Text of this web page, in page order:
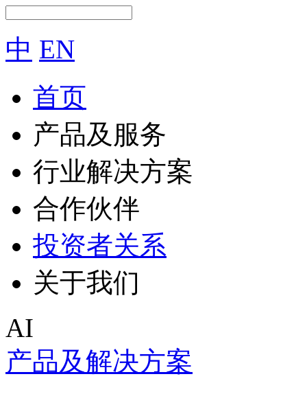
中 EN
首页
产品及服务
行业解决方案
合作伙伴
投资者关系
关于我们
AI
产品及解决方案